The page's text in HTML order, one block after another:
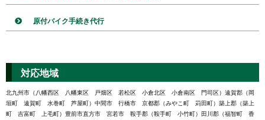
原付バイク手続き代行
対応地域
北九州市（八幡西区 八幡東区 戸畑区 若松区 小倉北区 小倉南区 門司区）遠賀郡（岡
垣町 遠賀町 水巻町 芦屋町）中間市 行橋市 京都郡（みやこ町 苅田町）築上郡（築上
町 吉富町 上毛町）豊前市直方市 宮若市 鞍手郡（鞍手町 小竹町）田川郡（福智町 香